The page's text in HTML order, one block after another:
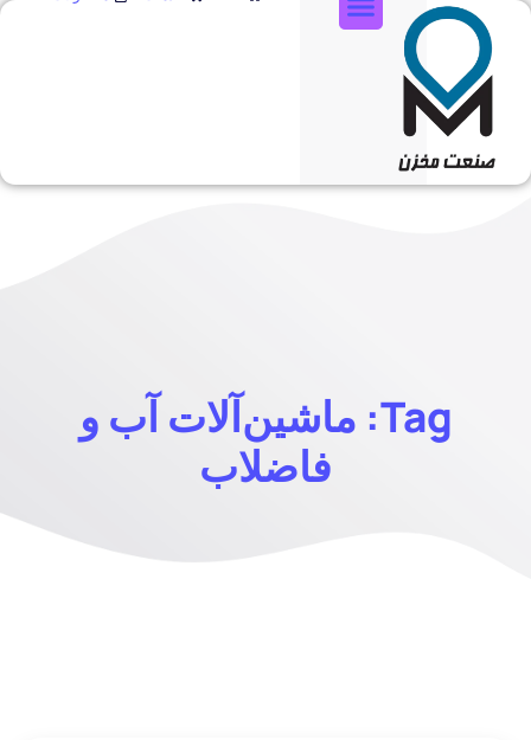
Tag: ماشین‌آلات آب و
فاضلاب